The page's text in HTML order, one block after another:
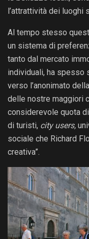
l’attrattività dei luoghi
Al tempo stesso
un sistema di
tanto dal mercato
individuali, ha spesso
verso l’anonimato
delle nostre maggiori
considerevole quota
di turisti, city users,
sociale che Richard
creativa”.